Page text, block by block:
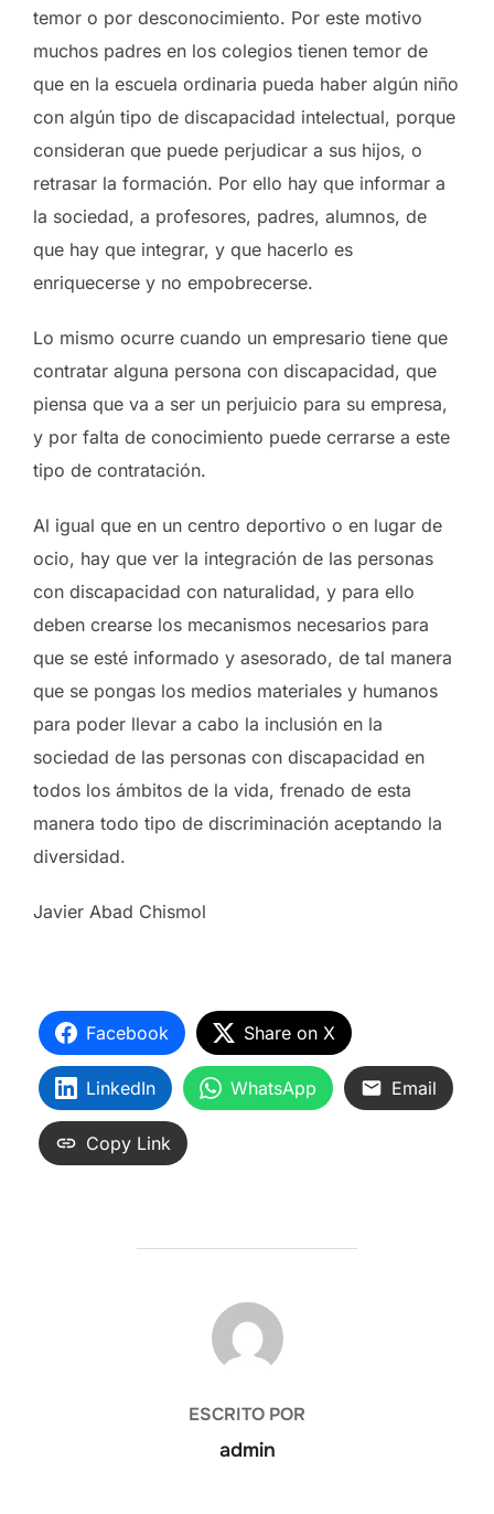
temor o por desconocimiento. Por este motivo
muchos padres en los colegios tienen temor de
que en la escuela ordinaria pueda haber algún niño
con algún tipo de discapacidad intelectual, porque
consideran que puede perjudicar a sus hijos, o
retrasar la formación. Por ello hay que informar a
la sociedad, a profesores, padres, alumnos, de
que hay que integrar, y que hacerlo es
enriquecerse y no empobrecerse.
Lo mismo ocurre cuando un empresario tiene que
contratar alguna persona con discapacidad, que
piensa que va a ser un perjuicio para su empresa,
y por falta de conocimiento puede cerrarse a este
tipo de contratación.
Al igual que en un centro deportivo o en lugar de
ocio, hay que ver la integración de las personas
con discapacidad con naturalidad, y para ello
deben crearse los mecanismos necesarios para
que se esté informado y asesorado, de tal manera
que se pongas los medios materiales y humanos
para poder llevar a cabo la inclusión en la
sociedad de las personas con discapacidad en
todos los ámbitos de la vida, frenado de esta
manera todo tipo de discriminación aceptando la
diversidad.
Javier Abad Chismol
Facebook Share on X
LinkedIn WhatsApp Email
Copy Link
AUTOR DE LA ENTRADA
ESCRITO POR
admin